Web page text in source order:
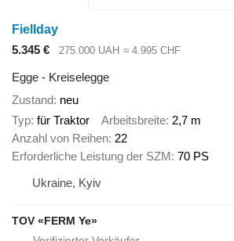
Fiellday
5.345 €
275.000 UAH ≈ 4.995 CHF
Egge - Kreiselegge
Zustand neu
Typ für Traktor Arbeitsbreite 2,7 m
Anzahl von Reihen 22
Erforderliche Leistung der SZM 70 PS
Ukraine, Kyiv
TOV «FERM Ye»